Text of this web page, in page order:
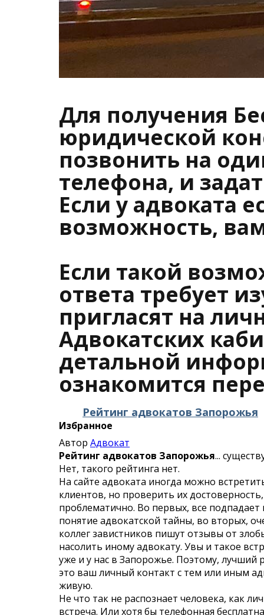
Для получения
юридической
позвонить на
телефона, и
Если у адвоката
возможность,
Если такой
ответа требует
пригласят на
Адвокатских
детальной
ознакомится
Рейтинг адвокатов Запорожья
Избранное
Автор Адвокат
Рейтинг адвокатов Запорожья...
Нет, такого рейтинга нет.
На сайте адвоката иногда можно
клиентов, но проверить их
проблематично. Во первых, все подпадает
понятие адвокатской тайны, во вторых,
коллег завистников пишут отзывы от
насолить иному адвокату. Увы и такое
уже и у нас в Запорожье. Поэтому, лучший
это ваш личный контакт с тем или иным
живую.
Не что так не распознает человека, как
встреча. Или хотя бы телефонная